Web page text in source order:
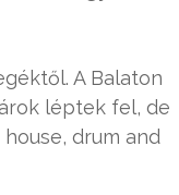
A Balaton
léptek fel, de
drum and